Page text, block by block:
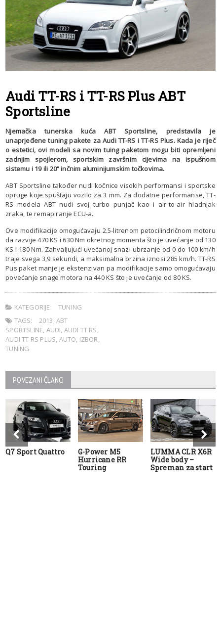
Audi TT-RS i TT-RS Plus ABT
Sportsline
Njemačka tunerska kuća ABT Sportsline, predstavila je
unaprjeđene tuning pakete za Audi TT-RS i TT-RS Plus. Kada je riječ
o estetici, ovi modeli sa novim tuing paketom mogu biti opremljeni
zadnjim spojlerom, sportskim završnim cijevima na ispušnom
sistemu i 19 ili 20“ inčnim aluminijumskim točkovima.
ABT Sportsline također nudi kočnice visokih performansi i sportske
opruge koje spuštaju vozilo za 3 mm. Za dodatne performanse, TT-
RS modela ABT nudi svoj turbo punjač kao i air-to-air hladnjak
zraka, te remapiranje ECU-a.
Ove modifikacije omogućavaju 2.5-litrenom petocilindričnom motoru
da razvije 470 KS i 630 Nm okretnog momenta što je uvećanje od 130
KS i 180 Nm. Zahvaljujući uvećanoj snazi ubrzanje od 0 do 100 km/h
traje svega 3,9 sekundi, a maksimalna brzina iznosi 285 km/h. TT-RS
Pus paket manje je ekstenzivan pa modifikacije samo omogućavaju
povećanje snage motora na 440 KS što je uvećanje od 80 KS.
KATEGORIJE:
TUNING
TAGS:
2013,ABT
SPORTSLINE, AUDI, AUDI TT RS,
AUDI TT RS PLUS, AUTO, IZBOR,
TUNING
POVEZANI ČLANCI
Q7 Sport Quattro
G-Power M5
Hurricane RR
Touring
LUMMA CLR X6R
Wide body –
Spreman za start